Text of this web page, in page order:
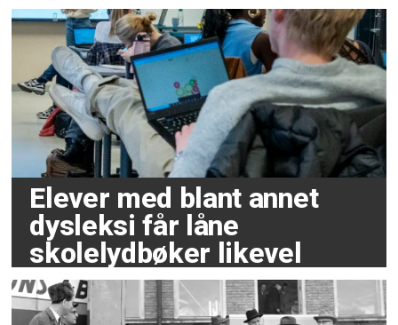
Elever med blant annet
dysleksi får låne
skolelydbøker likevel